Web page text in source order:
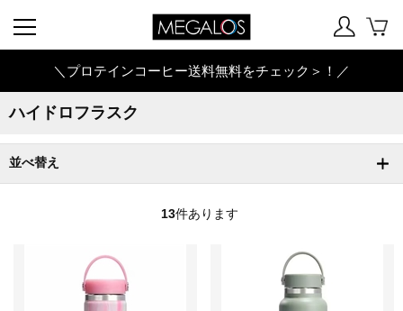
＼プロテインコーヒー送料無料をチェック＞！／
ハイドロフラスク
並べ替え
13件あります